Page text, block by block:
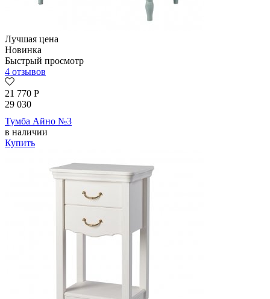
Лучшая цена
Новинка
Быстрый просмотр
4 отзывов
21 770 Р
29 030
Тумба Айно №3
в наличии
Купить